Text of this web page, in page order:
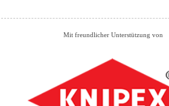
Mit freundlicher Unterstützung von